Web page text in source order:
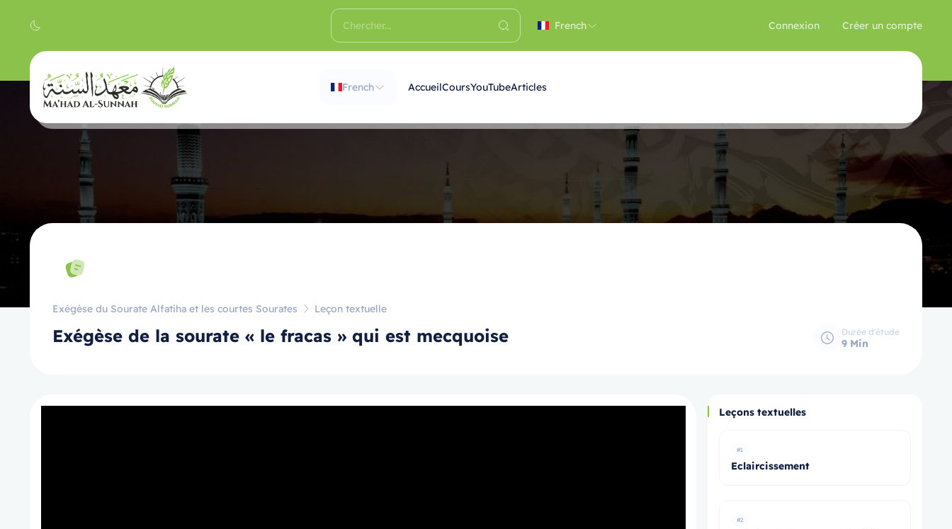
French Connexion Créer un compte
French AccueilCoursYouTubeArticles
Exégèse du Sourate Alfatiha et les courtes Sourates Leçon textuelle
Exégèse de la sourate « le fracas » qui est mecquoise Durée d'étude
9 Min
Leçons textuelles
#1
Eclaircissement
#2